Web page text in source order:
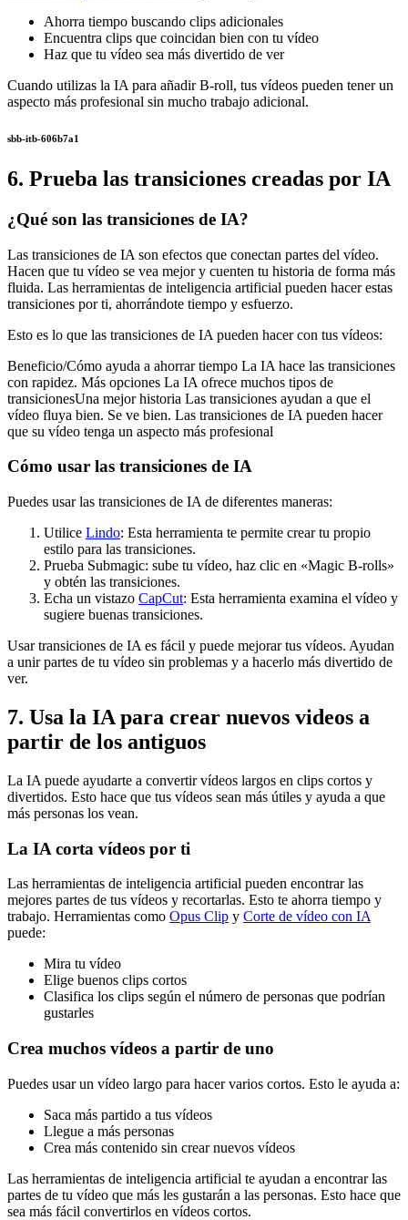
Ahorra tiempo buscando clips adicionales
Encuentra clips que coincidan bien con tu vídeo
Haz que tu vídeo sea más divertido de ver
Cuando utilizas la IA para añadir B-roll, tus vídeos pueden tener un
aspecto más profesional sin mucho trabajo adicional.
sbb-itb-606b7a1
6. Prueba las transiciones creadas por IA
¿Qué son las transiciones de IA?
Las transiciones de IA son efectos que conectan partes del vídeo.
Hacen que tu vídeo se vea mejor y cuenten tu historia de forma más
fluida. Las herramientas de inteligencia artificial pueden hacer estas
transiciones por ti, ahorrándote tiempo y esfuerzo.
Esto es lo que las transiciones de IA pueden hacer con tus vídeos:
Beneficio/Cómo ayuda a ahorrar tiempo La IA hace las transiciones
con rapidez. Más opciones La IA ofrece muchos tipos de
transicionesUna mejor historia Las transiciones ayudan a que el
vídeo fluya bien. Se ve bien. Las transiciones de IA pueden hacer
que su vídeo tenga un aspecto más profesional
Cómo usar las transiciones de IA
Puedes usar las transiciones de IA de diferentes maneras:
Utilice Lindo: Esta herramienta te permite crear tu propio
estilo para las transiciones.
Prueba Submagic: sube tu vídeo, haz clic en «Magic B-rolls»
y obtén las transiciones.
Echa un vistazo CapCut: Esta herramienta examina el vídeo y
sugiere buenas transiciones.
Usar transiciones de IA es fácil y puede mejorar tus vídeos. Ayudan
a unir partes de tu vídeo sin problemas y a hacerlo más divertido de
ver.
7. Usa la IA para crear nuevos videos a
partir de los antiguos
La IA puede ayudarte a convertir vídeos largos en clips cortos y
divertidos. Esto hace que tus vídeos sean más útiles y ayuda a que
más personas los vean.
La IA corta vídeos por ti
Las herramientas de inteligencia artificial pueden encontrar las
mejores partes de tus vídeos y recortarlas. Esto te ahorra tiempo y
trabajo. Herramientas como Opus Clip y Corte de vídeo con IA
puede:
Mira tu vídeo
Elige buenos clips cortos
Clasifica los clips según el número de personas que podrían
gustarles
Crea muchos vídeos a partir de uno
Puedes usar un vídeo largo para hacer varios cortos. Esto le ayuda a:
Saca más partido a tus vídeos
Llegue a más personas
Crea más contenido sin crear nuevos vídeos
Las herramientas de inteligencia artificial te ayudan a encontrar las
partes de tu vídeo que más les gustarán a las personas. Esto hace que
sea más fácil convertirlos en vídeos cortos.